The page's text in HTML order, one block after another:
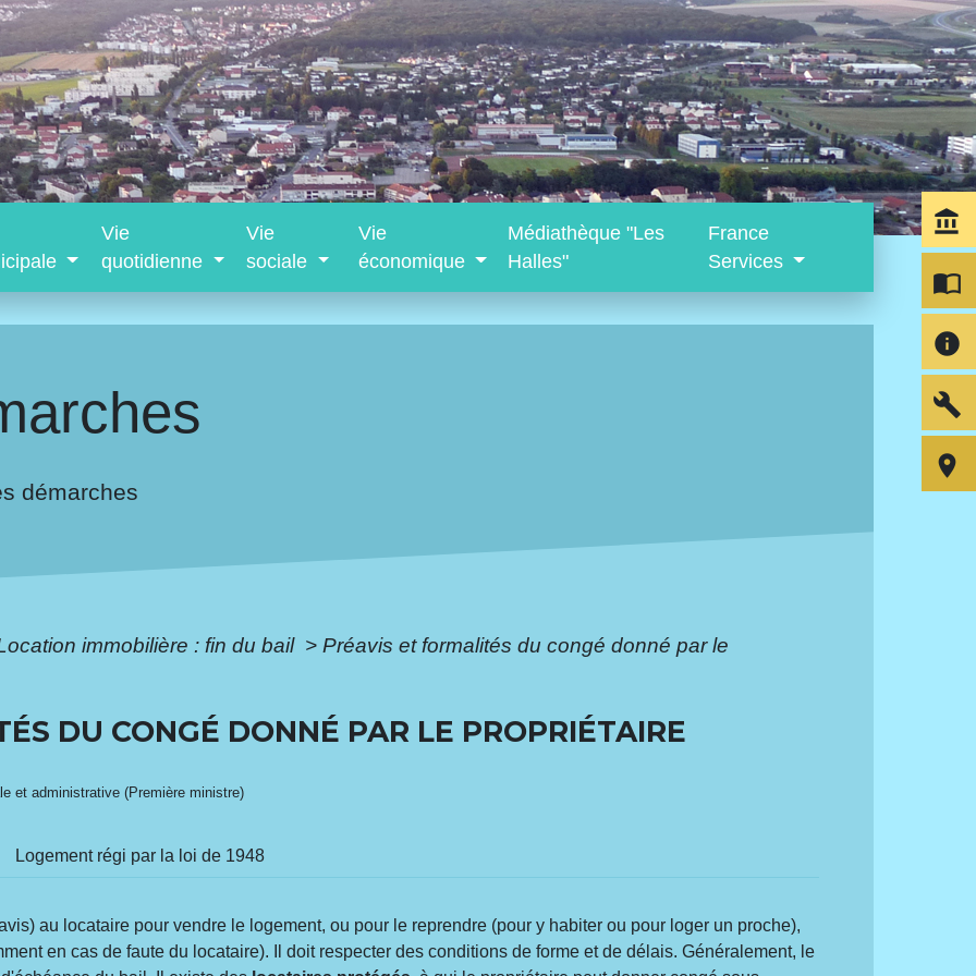
Vie
quotidienne
Vie
sociale
Vie
économique
Médiathèque "Les
Halles"
France
Services
démarches
immobilière : fin du bail > Préavis et formalités du congé donné par le
DU CONGÉ DONNÉ PAR LE PROPRIÉTAIRE
et administrative (Première ministre)
Logement régi par la loi de 1948
au locataire pour vendre le logement, ou pour le reprendre (pour y habiter ou pour loger un proche),
en cas de faute du locataire). Il doit respecter des conditions de forme et de délais. Généralement, le
account_balance
import_contacts
info
build
room